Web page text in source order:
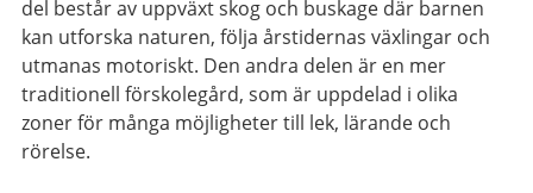
del består av uppväxt skog och buskage där barnen
kan utforska naturen, följa årstidernas växlingar och
utmanas motoriskt. Den andra delen är en mer
traditionell förskolegård, som är uppdelad i olika
zoner för många möjligheter till lek, lärande och
rörelse.